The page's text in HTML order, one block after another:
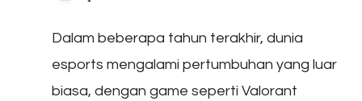
Dalam beberapa tahun terakhir, dunia
esports mengalami pertumbuhan yang luar
biasa, dengan game seperti Valorant